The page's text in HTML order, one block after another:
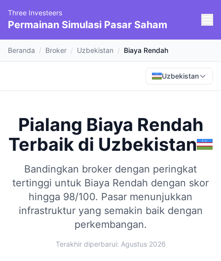
Three Investeers
Permainan Simulasi Pasar Saham
Beranda / Broker / Uzbekistan / Biaya Rendah
Uzbekistan
Pialang Biaya Rendah
Terbaik di Uzbekistan
Bandingkan broker dengan peringkat
tertinggi untuk Biaya Rendah dengan skor
hingga 98/100. Pasar menunjukkan
infrastruktur yang semakin baik dengan
perkembangan.
Terakhir diperbarui: Agustus 2026